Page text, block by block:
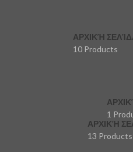
ΑΡΧΙΚΉ
10 Products
1
ΑΡΧΙΚΉ
13 Products